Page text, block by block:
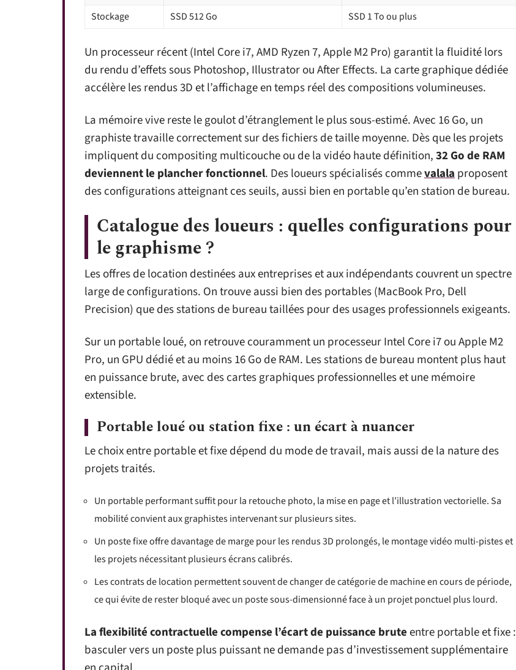
Stockage
SSD 512 Go SSD 1 To ou plus
Un processeur récent (Intel Core i7, AMD Ryzen 7, Apple M2 Pro) garantit la fluidité lors
du rendu d’effets sous Photoshop, Illustrator ou After Effects. La carte graphique dédiée
accélère les rendus 3D et l’affichage en temps réel des compositions volumineuses.
La mémoire vive reste le goulot d’étranglement le plus sous-estimé. Avec 16 Go, un
graphiste travaille correctement sur des fichiers de taille moyenne. Dès que les projets
impliquent du compositing multicouche ou de la vidéo haute définition,32 Go de RAM
deviennent le plancher fonctionnel. Des loueurs spécialisés commevalalaproposent
des configurations atteignant ces seuils, aussi bien en portable qu’en station de bureau.
Catalogue des loueurs : quelles configurations pour
le graphisme ?
Les offres de location destinées aux entreprises et aux indépendants couvrent un spectre
large de configurations. On trouve aussi bien des portables (MacBook Pro, Dell
Precision) que des stations de bureau taillées pour des usages professionnels exigeants.
Sur un portable loué, on retrouve couramment un processeur Intel Core i7 ou Apple M2
Pro, un GPU dédié et au moins 16 Go de RAM. Les stations de bureau montent plus haut
en puissance brute, avec des cartes graphiques professionnelles et une mémoire
extensible.
Portable loué ou station fixe : un écart à nuancer
Le choix entre portable et fixe dépend du mode de travail, mais aussi de la nature des
projets traités.
Un portable performant suffit pour la retouche photo, la mise en page et l’illustration vectorielle. Sa
mobilité convient aux graphistes intervenant sur plusieurs sites.
Un poste fixe offre davantage de marge pour les rendus 3D prolongés, le montage vidéo multi-pistes et
les projets nécessitant plusieurs écrans calibrés.
Les contrats de location permettent souvent de changer de catégorie de machine en cours de période,
ce qui évite de rester bloqué avec un poste sous-dimensionné face à un projet ponctuel plus lourd.
La flexibilité contractuelle compense l’écart de puissance bruteentre portable et fixe :
basculer vers un poste plus puissant ne demande pas d’investissement supplémentaire